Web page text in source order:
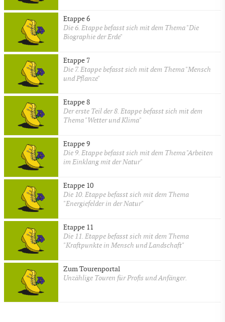
Etappe 6
Die 6. Etappe befasst sich mit dem Thema "Die
Biographie der Erde"
Etappe 7
Die 7. Etappe befasst sich mit dem Thema "Mensch
und Pflanze"
Etappe 8
Der erste Teil der 8. Etappe befasst sich mit dem
Thema "Wetter und Klima"
Etappe 9
Die 9. Etappe befasst sich mit dem Thema "Arbeiten
im Einklang mit der Natur"
Etappe 10
Die 10. Etappe befasst sich mit dem Thema
"Energiefelder in der Natur"
Etappe 11
Die 11. Etappe befasst sich mit dem Thema
"Kraftpunkte in Mensch und Landschaft"
Zum Tourenportal
Unzählige Touren für Profis und Anfänger.